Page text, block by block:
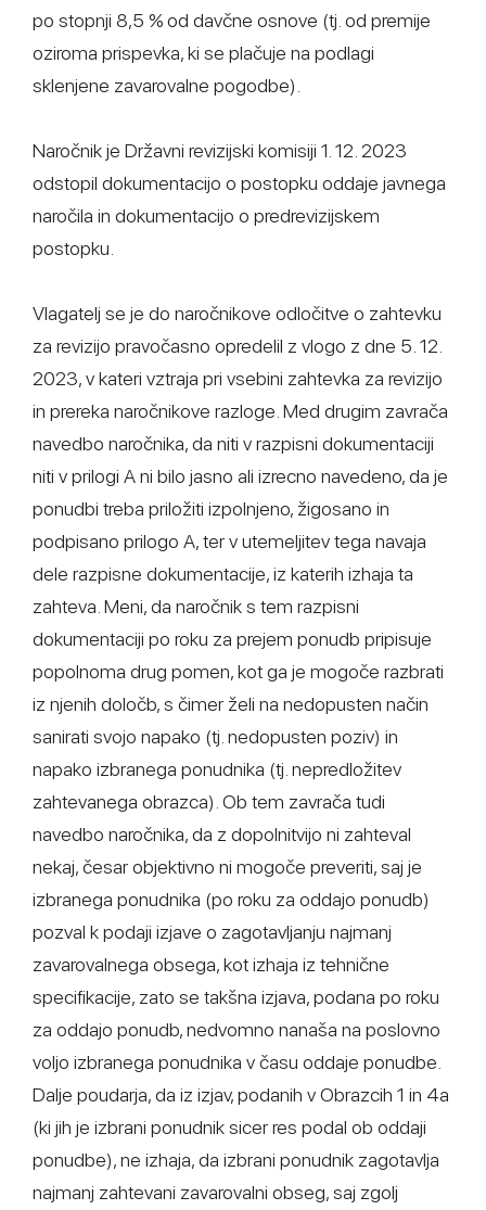
po stopnji 8,5 % od davčne osnove (tj. od premije
oziroma prispevka, ki se plačuje na podlagi
sklenjene zavarovalne pogodbe).
Naročnik je Državni revizijski komisiji 1. 12. 2023
odstopil dokumentacijo o postopku oddaje javnega
naročila in dokumentacijo o predrevizijskem
postopku.
Vlagatelj se je do naročnikove odločitve o zahtevku
za revizijo pravočasno opredelil z vlogo z dne 5. 12.
2023, v kateri vztraja pri vsebini zahtevka za revizijo
in prereka naročnikove razloge. Med drugim zavrača
navedbo naročnika, da niti v razpisni dokumentaciji
niti v prilogi A ni bilo jasno ali izrecno navedeno, da je
ponudbi treba priložiti izpolnjeno, žigosano in
podpisano prilogo A, ter v utemeljitev tega navaja
dele razpisne dokumentacije, iz katerih izhaja ta
zahteva. Meni, da naročnik s tem razpisni
dokumentaciji po roku za prejem ponudb pripisuje
popolnoma drug pomen, kot ga je mogoče razbrati
iz njenih določb, s čimer želi na nedopusten način
sanirati svojo napako (tj. nedopusten poziv) in
napako izbranega ponudnika (tj. nepredložitev
zahtevanega obrazca). Ob tem zavrača tudi
navedbo naročnika, da z dopolnitvijo ni zahteval
nekaj, česar objektivno ni mogoče preveriti, saj je
izbranega ponudnika (po roku za oddajo ponudb)
pozval k podaji izjave o zagotavljanju najmanj
zavarovalnega obsega, kot izhaja iz tehnične
specifikacije, zato se takšna izjava, podana po roku
za oddajo ponudb, nedvomno nanaša na poslovno
voljo izbranega ponudnika v času oddaje ponudbe.
Dalje poudarja, da iz izjav, podanih v Obrazcih 1 in 4a
(ki jih je izbrani ponudnik sicer res podal ob oddaji
ponudbe), ne izhaja, da izbrani ponudnik zagotavlja
najmanj zahtevani zavarovalni obseg, saj zgolj